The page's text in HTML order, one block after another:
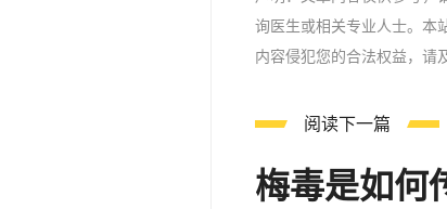
询医生或相关专业人士。本
内容侵犯您的合法权益，请
阅读下一篇
梅毒是如何